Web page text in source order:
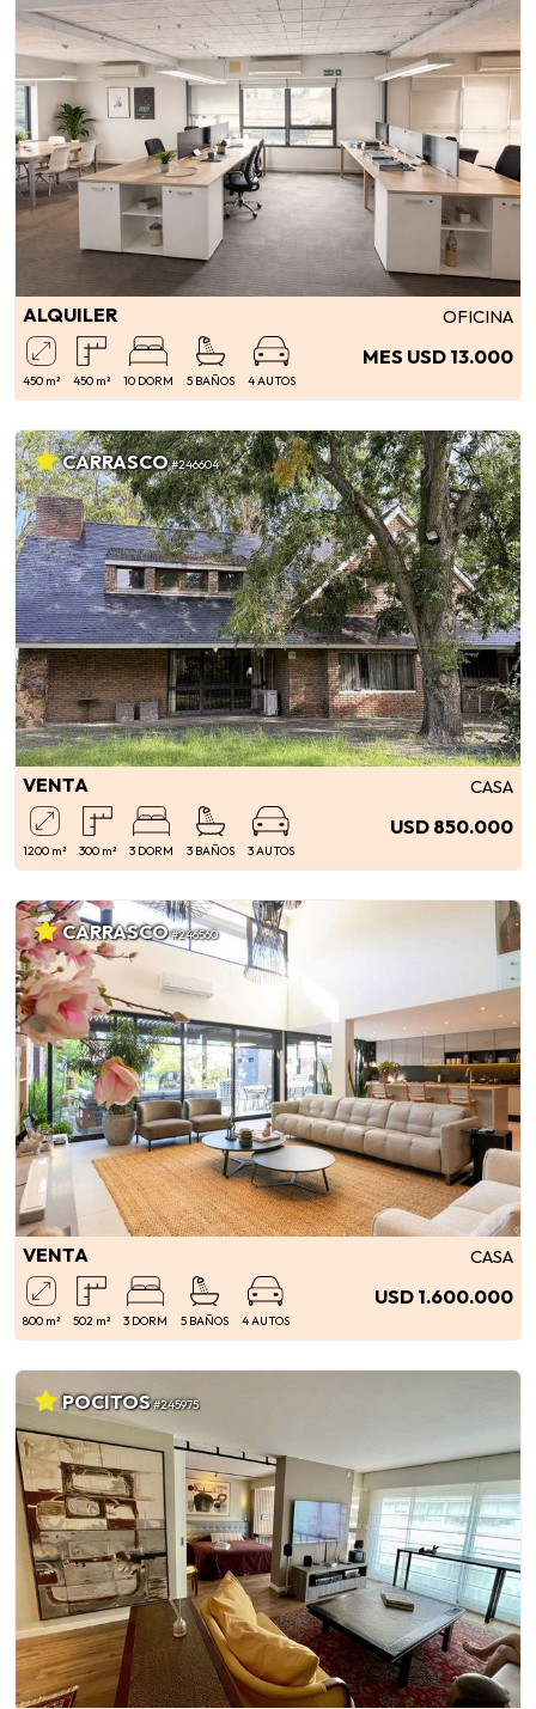
ALQUILER OFICINA
450 m² 450 m² 10 DORM 5 BAÑOS 4 AUTOS
MES USD 13.000
CARRASCO#246604
VENTA CASA
1200 m² 300 m² 3 DORM 3 BAÑOS 3 AUTOS
USD 850.000
CARRASCO#246560
VENTA CASA
800 m² 502 m² 3 DORM 5 BAÑOS 4 AUTOS
USD 1.600.000
POCITOS#245975